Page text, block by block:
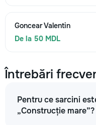
Goncear Valentin
De la 50 MDL
Întrebări
Pentru ce sarcini
„Construcție mare”?